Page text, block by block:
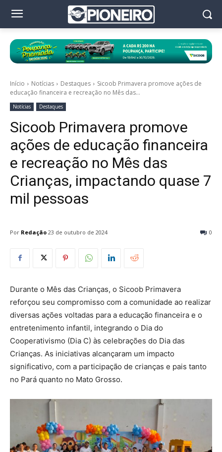
Início Notícias Destaques
Sicoob Primavera promove ações de
educação financeira e recreação no Mês das...
Notícias Destaques
Sicoob Primavera promove
ações de educação financeira
e recreação no Mês das
Crianças, impactando quase 7
mil pessoas
Por Redação 0
23 de outubro de 2024
Durante o Mês das Crianças, o Sicoob Primavera
reforçou seu compromisso com a comunidade ao realizar
diversas ações voltadas para a educação financeira e o
entretenimento infantil, integrando o Dia do
Cooperativismo (Dia C) às celebrações do Dia das
Crianças. As iniciativas alcançaram um impacto
significativo, com a participação de crianças e pais tanto
no Pará quanto no Mato Grosso.